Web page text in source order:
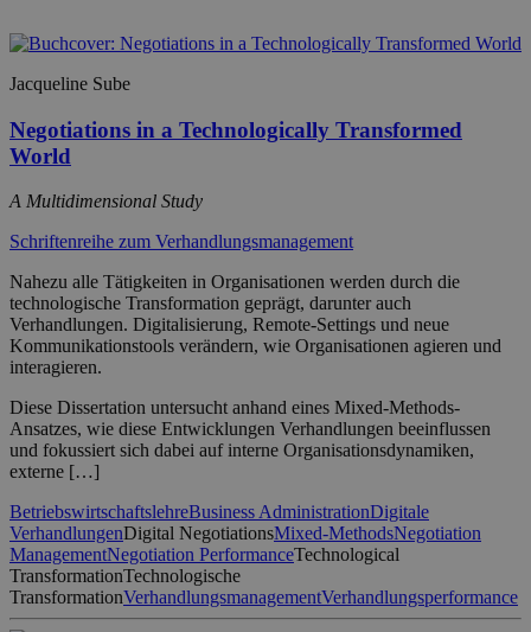
Jacqueline Sube
Negotiations in a Technologically Transformed
World
A Multidimensional Study
Schriftenreihe zum Verhandlungsmanagement
Nahezu alle Tätigkeiten in Organisationen werden durch die
technologische Transformation geprägt, darunter auch
Verhandlungen. Digitalisierung, Remote-Settings und neue
Kommunikationstools verändern, wie Organisationen agieren und
interagieren.
Diese Dissertation untersucht anhand eines Mixed-Methods-
Ansatzes, wie diese Entwicklungen Verhandlungen beeinflussen
und fokussiert sich dabei auf interne Organisationsdynamiken,
externe […]
BetriebswirtschaftslehreBusiness AdministrationDigitale
VerhandlungenDigital NegotiationsMixed-MethodsNegotiation
ManagementNegotiation PerformanceTechnological
TransformationTechnologische
TransformationVerhandlungsmanagementVerhandlungsperformance